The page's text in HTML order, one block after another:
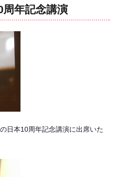
ザ
ラ
ン
相
年記念講演
日本10周年記念講演に出席いた